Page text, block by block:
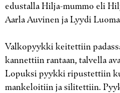
edustalla Hilja-mummo eli
Aarla Auvinen ja Lyydi
Valkopyykki keitettiin
kannettiin rantaan, talvella
Lopuksi pyykki ripustettiin
mankeloitiin ja silitettiin.